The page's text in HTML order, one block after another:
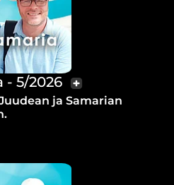
- 5/2026
ja Samarian